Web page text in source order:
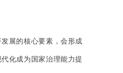
展的核心要素，会形成
化成为国家治理能力提